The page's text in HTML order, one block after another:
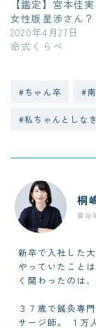
【鑑定】宮本佳
女性版星渉さん？
2020年4月27日
命式くらべ
#ちゃん卒 #
#私ちゃんとしな
桐
算命
新卒で入社した
やっていたこと
く関わったのは
３７歳で鍼灸専
サージ師。 １万